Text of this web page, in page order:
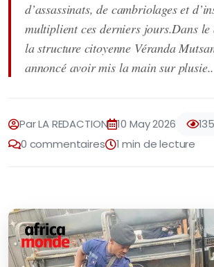
d’assassinats, de cambriolages et
multiplient ces derniers jours.Dans le
la structure citoyenne Véranda
annoncé avoir mis la main sur
Par LA REDACTION 10 May 2026
0 commentaires
1 min de lecture